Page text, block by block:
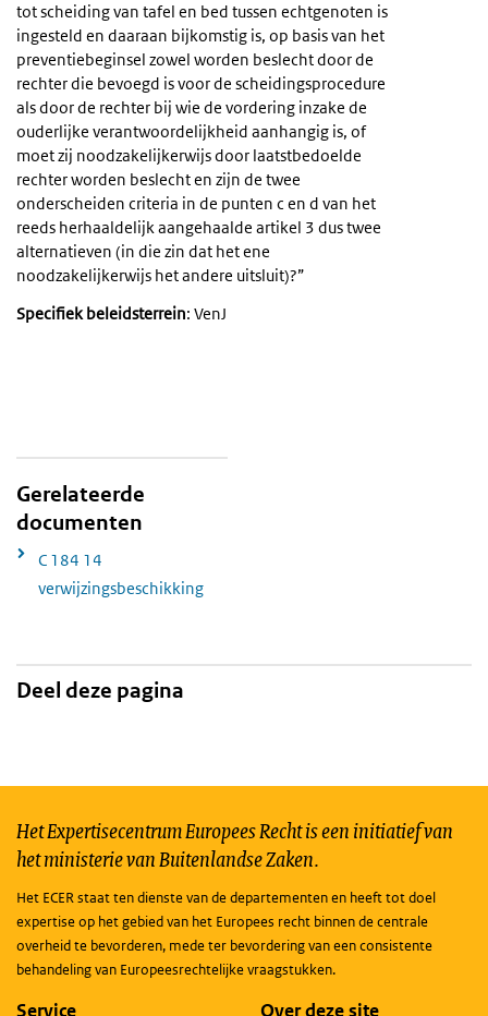
tot scheiding van tafel en bed tussen echtgenoten is
ingesteld en daaraan bijkomstig is, op basis van het
preventiebeginsel zowel worden beslecht door de
rechter die bevoegd is voor de scheidingsprocedure
als door de rechter bij wie de vordering inzake de
ouderlijke verantwoordelijkheid aanhangig is, of
moet zij noodzakelijkerwijs door laatstbedoelde
rechter worden beslecht en zijn de twee
onderscheiden criteria in de punten c en d van het
reeds herhaaldelijk aangehaalde artikel 3 dus twee
alternatieven (in die zin dat het ene
noodzakelijkerwijs het andere uitsluit)?”
Specifiek beleidsterrein: VenJ
Gerelateerde
documenten
C 184 14
verwijzingsbeschikking
Deel deze pagina
Het Expertisecentrum Europees Recht is een initiatief van
het ministerie van Buitenlandse Zaken.
Het ECER staat ten dienste van de departementen en heeft tot doel
expertise op het gebied van het Europees recht binnen de centrale
overheid te bevorderen, mede ter bevordering van een consistente
behandeling van Europeesrechtelijke vraagstukken.
Service Over deze site